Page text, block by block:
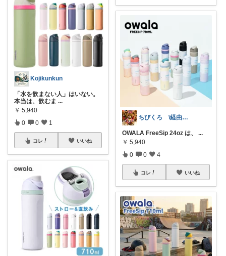
Kojikunkun
「水を飲まない人」はいない。
本当は、飲むま ...
￥ 5,940
0 0 1
コレ いいね
ちびくろ \経由購入ありがとうござます/
OWALA FreeSip 24oz は、
...
￥ 5,940
0 0 4
コレ いいね